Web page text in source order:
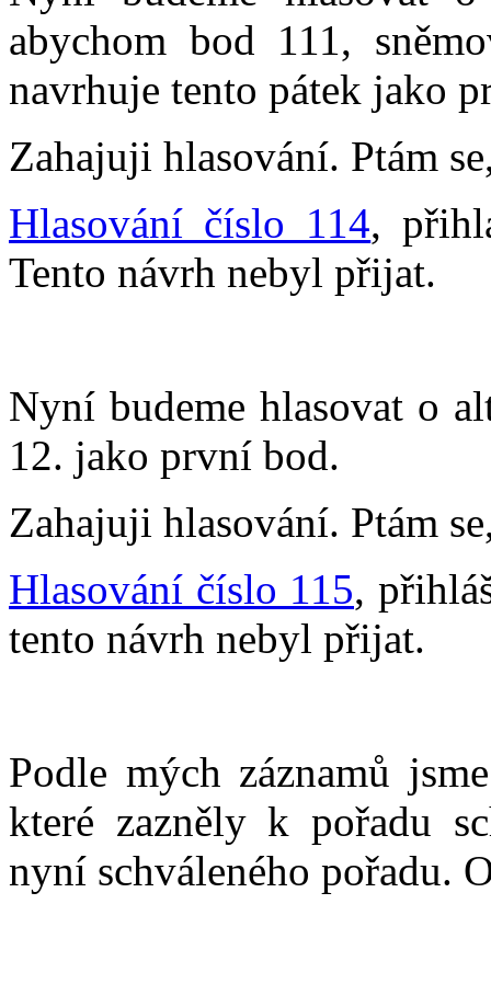
abychom bod 111,
navrhuje tento pátek jako
Zahajuji hlasování. Ptám
Hlasování číslo 114,
Tento návrh nebyl přijat.
Nyní budeme hlasovat o
12. jako první bod.
Zahajuji hlasování. Ptám
Hlasování číslo 115,
tento návrh nebyl přijat.
Podle mých záznamů
které zazněly k pořadu
nyní schváleného pořadu.